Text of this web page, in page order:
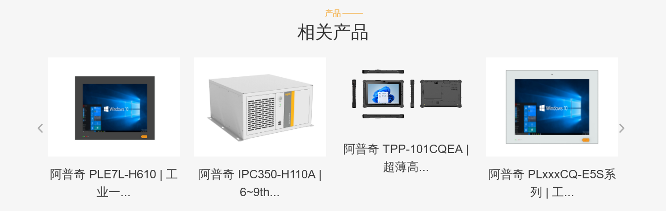
产品
相关产品
阿普奇 PLE7L-H610 | 工
业一...
阿普奇 IPC350-H110A |
6~9th...
阿普奇 TPP-101CQEA |
超薄高...
阿普奇 PLxxxCQ-E5S系
列 | 工...